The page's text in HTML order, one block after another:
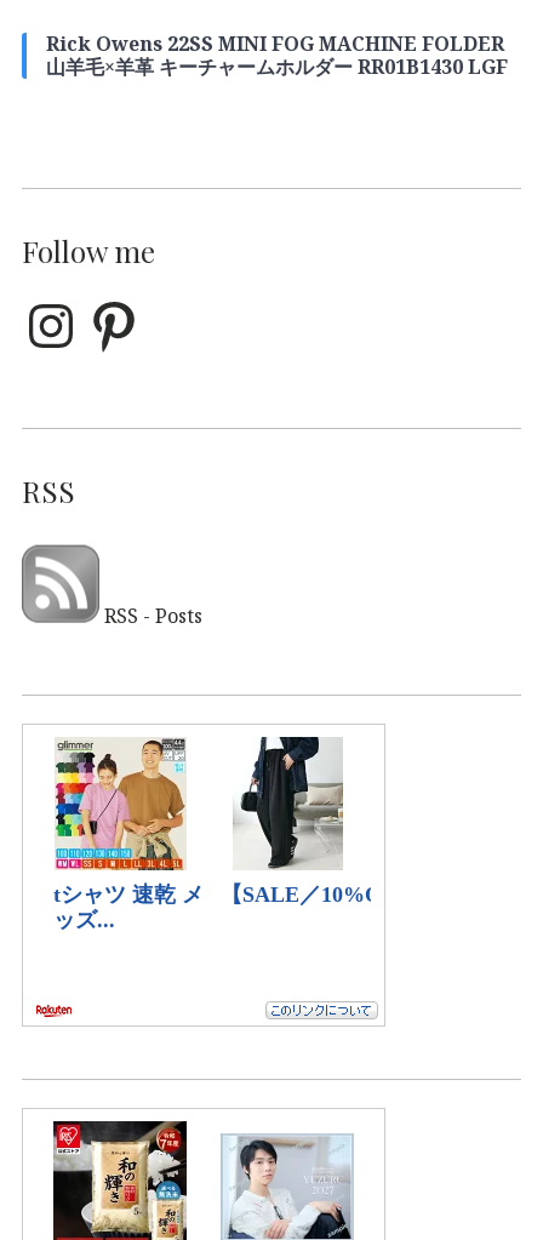
Rick Owens 22SS MINI FOG MACHINE FOLDER
山羊毛×羊革 キーチャームホルダー RR01B1430 LGF
Follow me
RSS
RSS - Posts